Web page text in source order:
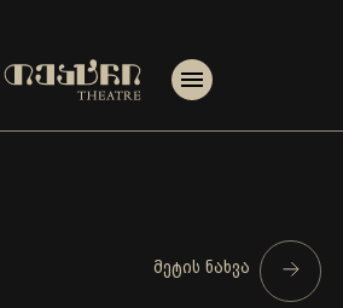
მეტის ნახვა